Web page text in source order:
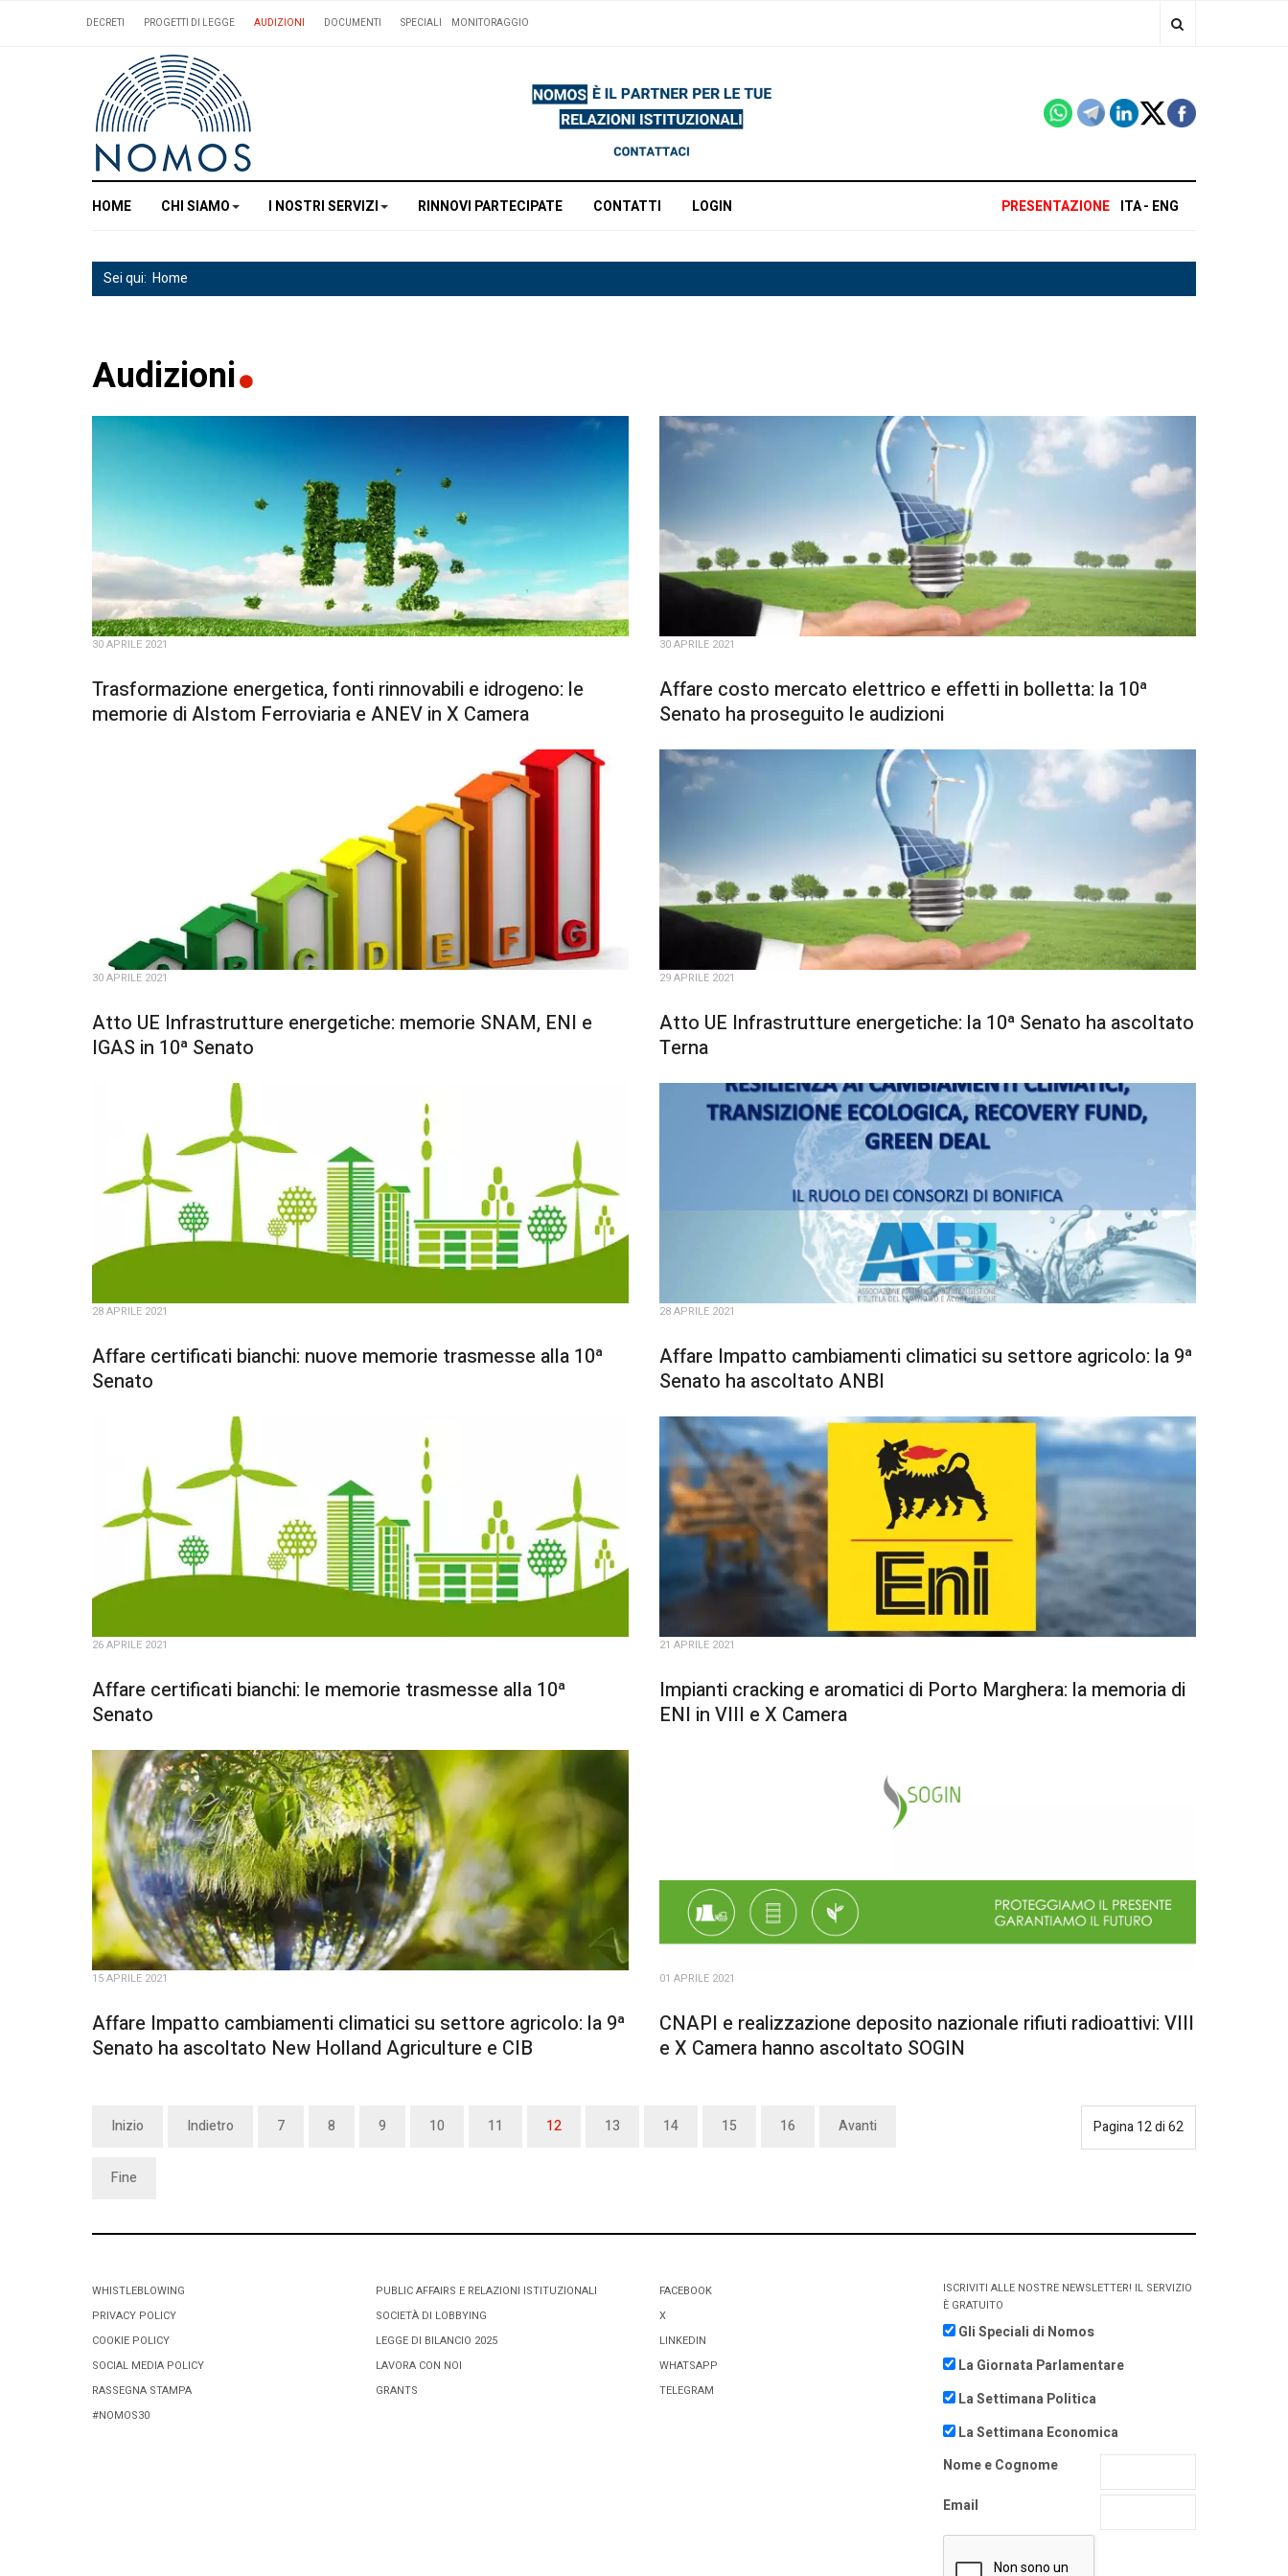
DECRETI PROGETTI DI LEGGE AUDIZIONI DOCUMENTI SPECIALI MONITORAGGIO
HOME CHI SIAMO I NOSTRI SERVIZI RINNOVI PARTECIPATE CONTATTI LOGIN PRESENTAZIONE ITA ENG
Sei qui: Home
Audizioni
30 APRILE 2021
Trasformazione energetica, fonti rinnovabili e idrogeno: le
memorie di Alstom Ferroviaria e ANEV in X Camera
30 APRILE 2021
Affare costo mercato elettrico e effetti in bolletta: la 10ª
Senato ha proseguito le audizioni
30 APRILE 2021
Atto UE Infrastrutture energetiche: memorie SNAM, ENI e
IGAS in 10ª Senato
29 APRILE 2021
Atto UE Infrastrutture energetiche: la 10ª Senato ha ascoltato
Terna
28 APRILE 2021
Affare certificati bianchi: nuove memorie trasmesse alla 10ª
Senato
28 APRILE 2021
Affare Impatto cambiamenti climatici su settore agricolo: la 9ª
Senato ha ascoltato ANBI
26 APRILE 2021
Affare certificati bianchi: le memorie trasmesse alla 10ª
Senato
21 APRILE 2021
Impianti cracking e aromatici di Porto Marghera: la memoria di
ENI in VIII e X Camera
15 APRILE 2021
Affare Impatto cambiamenti climatici su settore agricolo: la 9ª
Senato ha ascoltato New Holland Agriculture e CIB
01 APRILE 2021
CNAPI e realizzazione deposito nazionale rifiuti radioattivi: VIII
e X Camera hanno ascoltato SOGIN
Pagina 12 di 62
Inizio Indietro 7 8 9 10 11 12 13 14 15 16 Avanti
Fine
WHISTLEBLOWING
PRIVACY POLICY
COOKIE POLICY
SOCIAL MEDIA POLICY
RASSEGNA STAMPA
#NOMOS30
PUBLIC AFFAIRS E RELAZIONI ISTITUZIONALI
SOCIETÀ DI LOBBYING
LEGGE DI BILANCIO 2025
LAVORA CON NOI
GRANTS
FACEBOOK
X
LINKEDIN
WHATSAPP
TELEGRAM
ISCRIVITI ALLE NOSTRE NEWSLETTER! IL SERVIZIO
È GRATUITO
Gli Speciali di Nomos
La Giornata Parlamentare
La Settimana Politica
La Settimana Economica
Nome e Cognome
Email